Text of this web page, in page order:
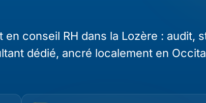
conseil RH dans la Lozère : audit,
dédié, ancré localement en